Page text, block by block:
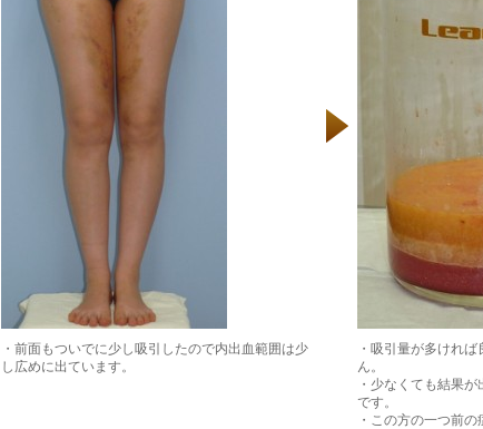
・前面もついでに少し吸引したので内出血範囲は少
し広めに出ています。
・吸引量が多けれ
ん。
・少なくても結果
です。
・この方の一つ前